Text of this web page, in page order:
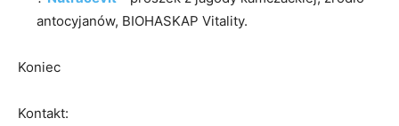
antocyjanów, BIOHASKAP Vitality.
Koniec
Kontakt: